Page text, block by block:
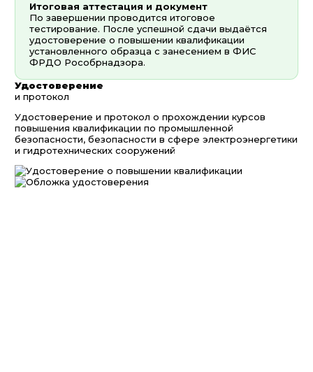
Итоговая аттестация и документ
По завершении проводится итоговое
тестирование. После успешной сдачи выдаётся
удостоверение о повышении квалификации
установленного образца с занесением в ФИС
ФРДО Рособрнадзора.
Удостоверение
и протокол
Удостоверение и протокол о прохождении курсов
повышения квалификации по промышленной
безопасности, безопасности в сфере электроэнергетики
и гидротехнических сооружений